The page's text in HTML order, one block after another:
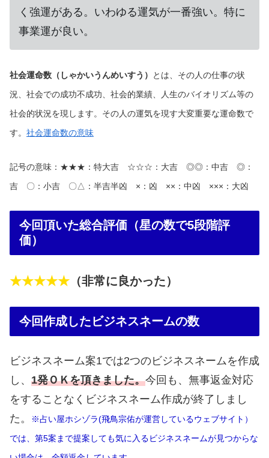
く強運がある。いわゆる運気が一番強い。特に
事業運が良い。
社会運命数（しゃかいうんめいすう）
とは、その人の仕事の状
況、社会での成功不成功、社会的業績、人生のバイオリズム等の
社会的状況を現します。その人の運気を現す大変重要な運命数で
す。 社会運命数の意味
記号の意味：★★★：特大吉 ☆☆☆：大吉 ◎◎：中吉 ◎：
吉 〇：小吉 〇△：半吉半凶 ×：凶 ××：中凶 ×××：大凶
今回頂いた総合評価（星の数で5段階評
価）
★★★★★ （非常に良かった）
今回作成したビジネスネームの数
ビジネスネーム案1では2つのビジネスネームを作成
し、 1発ＯＫを頂きました。今回も、無事返金対応
をすることなくビジネスネーム作成が終了しまし
た。
※占い屋ホシゾラ(飛鳥宗佑が運営しているウェブサイト）
では、第5案まで提案しても気に入るビジネスネームが見つからな